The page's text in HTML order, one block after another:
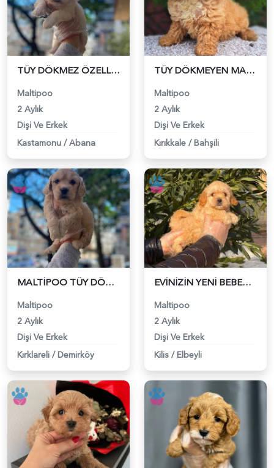
TÜY DÖKMEZ ÖZELLİKLİ MALTİPOO BEBEKLER - 6317
Maltipoo
2 Aylık
Dişi Ve Erkek
Kastamonu /Abana
TÜY DÖKMEYEN MALTİPOO BEBEKLER - 6318
Maltipoo
2 Aylık
Dişi Ve Erkek
Kırıkkale /Bahşili
MALTİPOO TÜY DÖKMEZ KOKU YAPMAZ - 6319
Maltipoo
2 Aylık
Dişi Ve Erkek
Kırklareli /Demirköy
EVİNİZİN YENİ BEBEK ÜYESİ - 6320
Maltipoo
2 Aylık
Dişi Ve Erkek
Kilis /Elbeyli